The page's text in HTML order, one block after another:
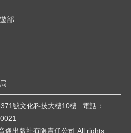
部
號文化科技大樓10樓 電話：
像出版社有限責任公司 All rights